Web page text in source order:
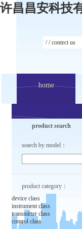
许昌昌安科技
/ /contect us
home
home
product search
search by model：
product category：
device class
instrument class
transmitter class
control class